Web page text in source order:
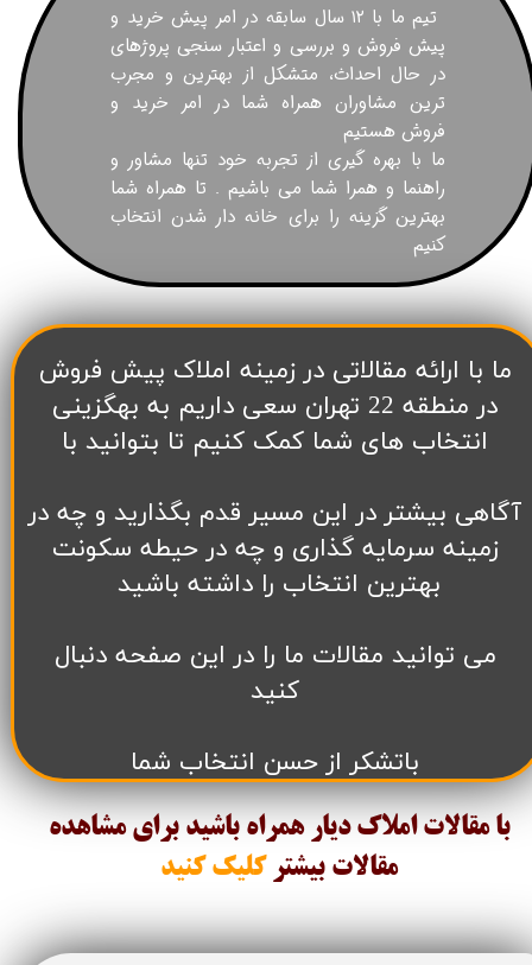
تیم ما با ۱۲ سال سابقه در امر پیش خرید و
پیش فروش و بررسی و اعتبار سنجی پروژهای
در حال احداث، متشکل از بهترین و مجرب
ترین مشاوران همراه شما در امر خرید و
فروش هستیم
ما با بهره گیری از تجربه خود تنها مشاور و
راهنما و همرا شما می باشیم . تا همراه شما
بهترین گزینه را برای خانه دار شدن انتخاب
کنیم
​ما با ارائه مقالاتی در زمینه املاک پیش فروش
در منطقه 22 تهران سعی داریم به بهگزینی
انتخاب های شما کمک کنیم تا بتوانید با
آگاهی بیشتر در این مسیر قدم بگذارید و چه در
زمینه سرمایه گذاری و چه در حیطه سکونت
بهترین انتخاب را داشته باشید
می توانید مقالات ما را در این صفحه دنبال
کنید
باتشکر از حسن انتخاب شما
با مقالات املاک دیار همراه باشید برای مشاهده
مقالات بیشتر کلیک کنید